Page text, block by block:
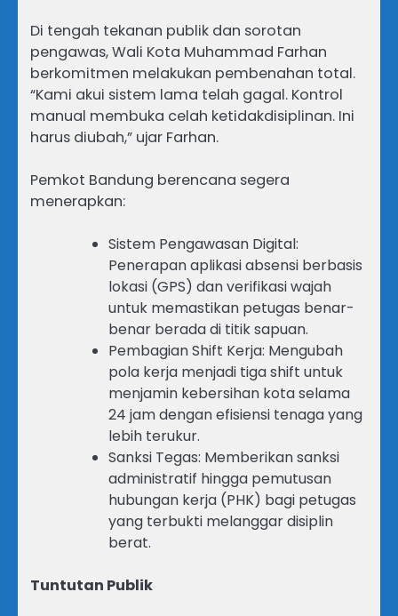
Di tengah tekanan publik dan sorotan
pengawas, Wali Kota Muhammad Farhan
berkomitmen melakukan pembenahan total.
“Kami akui sistem lama telah gagal. Kontrol
manual membuka celah ketidakdisiplinan. Ini
harus diubah,” ujar Farhan.
Pemkot Bandung berencana segera
menerapkan:
Sistem Pengawasan Digital:
Penerapan aplikasi absensi berbasis
lokasi (GPS) dan verifikasi wajah
untuk memastikan petugas benar-
benar berada di titik sapuan.
Pembagian Shift Kerja: Mengubah
pola kerja menjadi tiga shift untuk
menjamin kebersihan kota selama
24 jam dengan efisiensi tenaga yang
lebih terukur.
Sanksi Tegas: Memberikan sanksi
administratif hingga pemutusan
hubungan kerja (PHK) bagi petugas
yang terbukti melanggar disiplin
berat.
Tuntutan Publik